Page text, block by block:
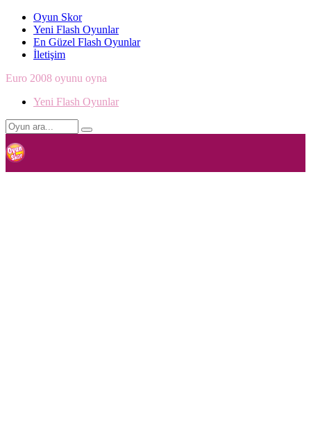
Oyun Skor
Yeni Flash Oyunlar
En Güzel Flash Oyunlar
İletişim
Euro 2008 oyunu oyna
Yeni Flash Oyunlar